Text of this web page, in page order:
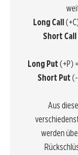
Long Call
Short Call
Long Put(+P)
Short Put
Aus
werden